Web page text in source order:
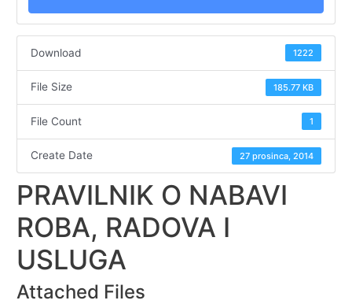
Download 1222
File Size 185.77 KB
File Count 1
Create Date 27 prosinca, 2014
PRAVILNIK O NABAVI
ROBA, RADOVA I
USLUGA
Attached Files